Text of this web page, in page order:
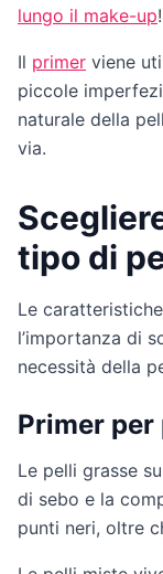
lungo il make-up!
Il primer viene
piccole
naturale della
via.
tipo di
Le
l’importanza di
necessità della
Primer per
Le pelli grasse
di sebo e la
punti neri, oltre